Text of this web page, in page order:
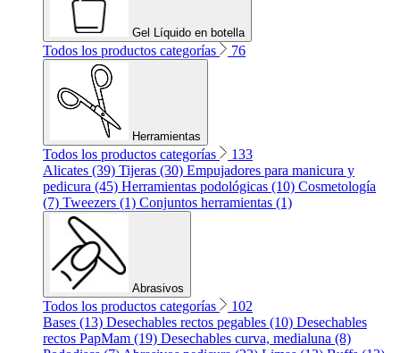
Gel Líquido en botella
Todos los productos categorías 76
Herramientas
Todos los productos categorías
133
Alicates (39) Tijeras (30) Empujadores para manicura y
pedicura (45) Herramientas podológicas (10) Cosmetología
(7) Tweezers (1) Conjuntos herramientas (1)
Abrasivos
Todos los productos categorías
102
Bases (13) Desechables rectos pegables (10) Desechables
rectos PapMam (19) Desechables curva, medialuna (8)